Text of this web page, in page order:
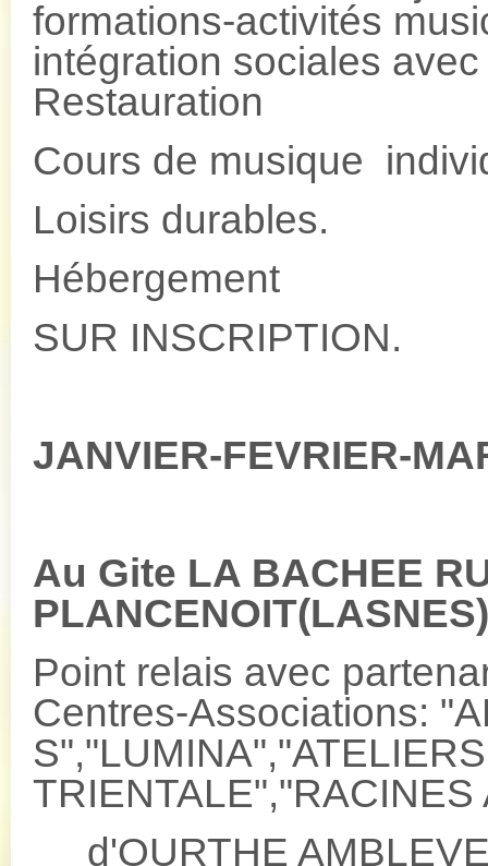
formations-activités
intégration sociales
Restauration
Cours de musique
Loisirs durables.
Hébergement
SUR INSCRIPTION.
JANVIER-FEVRIER-
Au Gite LA BACHEE
Point relais avec
Centres-Associations:
TRIENTALE","RACINES
d'OURTHE